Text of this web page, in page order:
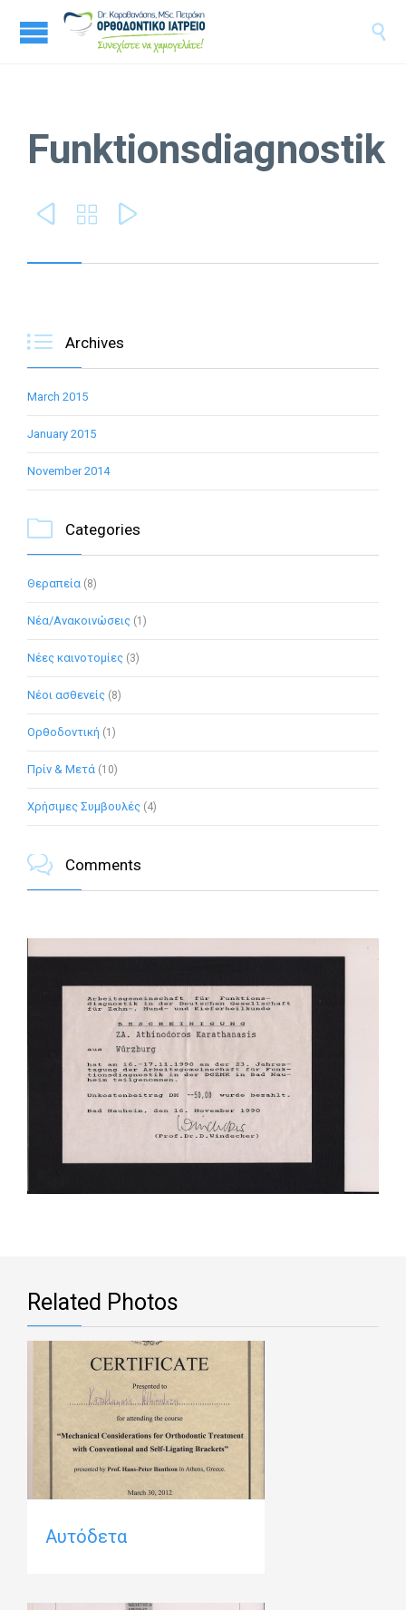

Funktionsdiagnostik
  
 Archives
March 2015
January 2015
November 2014
 Categories
Θεραπεία (8)
Νέα/Ανακοινώσεις (1)
Νέες καινοτομίες (3)
Νέοι ασθενείς (8)
Ορθοδοντική (1)
Πρίν & Μετά (10)
Χρήσιμες Συμβουλές (4)
 Comments
Related Photos
Αυτόδετα